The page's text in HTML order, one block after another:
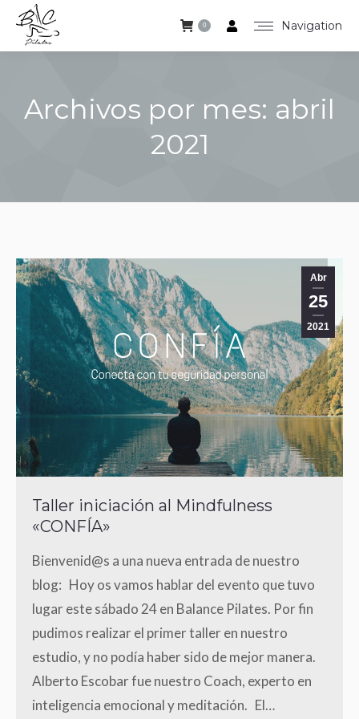
Navigation
0
Archivos por mes: abril
2021
Abr
25
2021
Taller iniciación al Mindfulness
«CONFÍA»
Bienvenid@s a una nueva entrada de nuestro
blog: Hoy os vamos hablar del evento que tuvo
lugar este sábado 24 en Balance Pilates. Por fin
pudimos realizar el primer taller en nuestro
estudio, y no podía haber sido de mejor manera.
Alberto Escobar fue nuestro Coach, experto en
inteligencia emocional y meditación. El…